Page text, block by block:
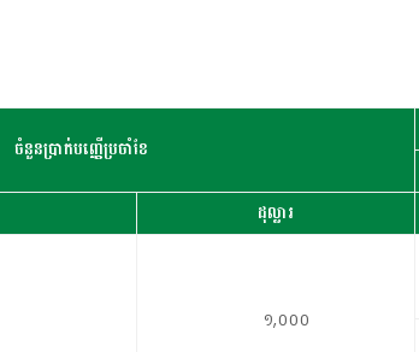
ចំនួនប្រាក់បញ្ញើប្រចាំខែ
ដុល្លារ
១,០០០